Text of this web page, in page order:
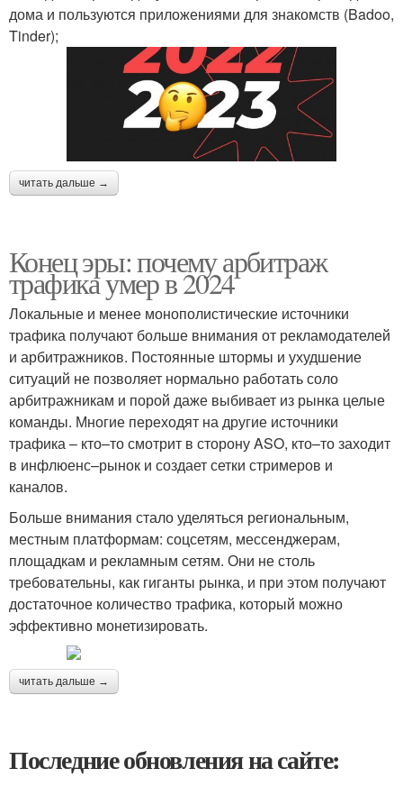
дома и пользуются приложениями для знакомств (Badoo,
Tinder);
читать дальше →
Конец эры: почему арбитраж
трафика умер в 2024
Локальные и менее монополистические источники
трафика получают больше внимания от рекламодателей
и арбитражников. Постоянные штормы и ухудшение
ситуаций не позволяет нормально работать соло
арбитражникам и порой даже выбивает из рынка целые
команды. Многие переходят на другие источники
трафика – кто–то смотрит в сторону ASO, кто–то заходит
в инфлюенс–рынок и создает сетки стримеров и
каналов.
Больше внимания стало уделяться региональным,
местным платформам: соцсетям, мессенджерам,
площадкам и рекламным сетям. Они не столь
требовательны, как гиганты рынка, и при этом получают
достаточное количество трафика, который можно
эффективно монетизировать.
читать дальше →
Последние обновления на сайте: